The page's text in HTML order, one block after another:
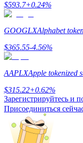
Exclusive for
Register & Trade
Precious Metals
Trade Gold &
USDT New User
$593.7+0.24%
GOOGLXAlphabet
$365.55-4.56%
AAPLXApple tokenized
$315.22+0.62%
Зарегистрируйтесь и
Присоединиться